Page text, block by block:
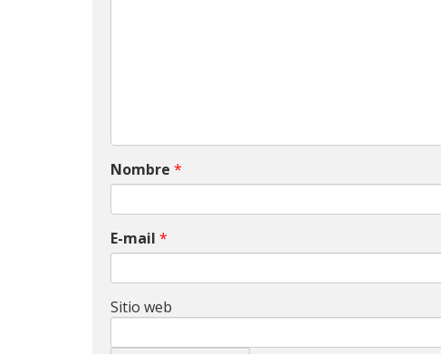
Nombre *
E-mail *
Sitio web